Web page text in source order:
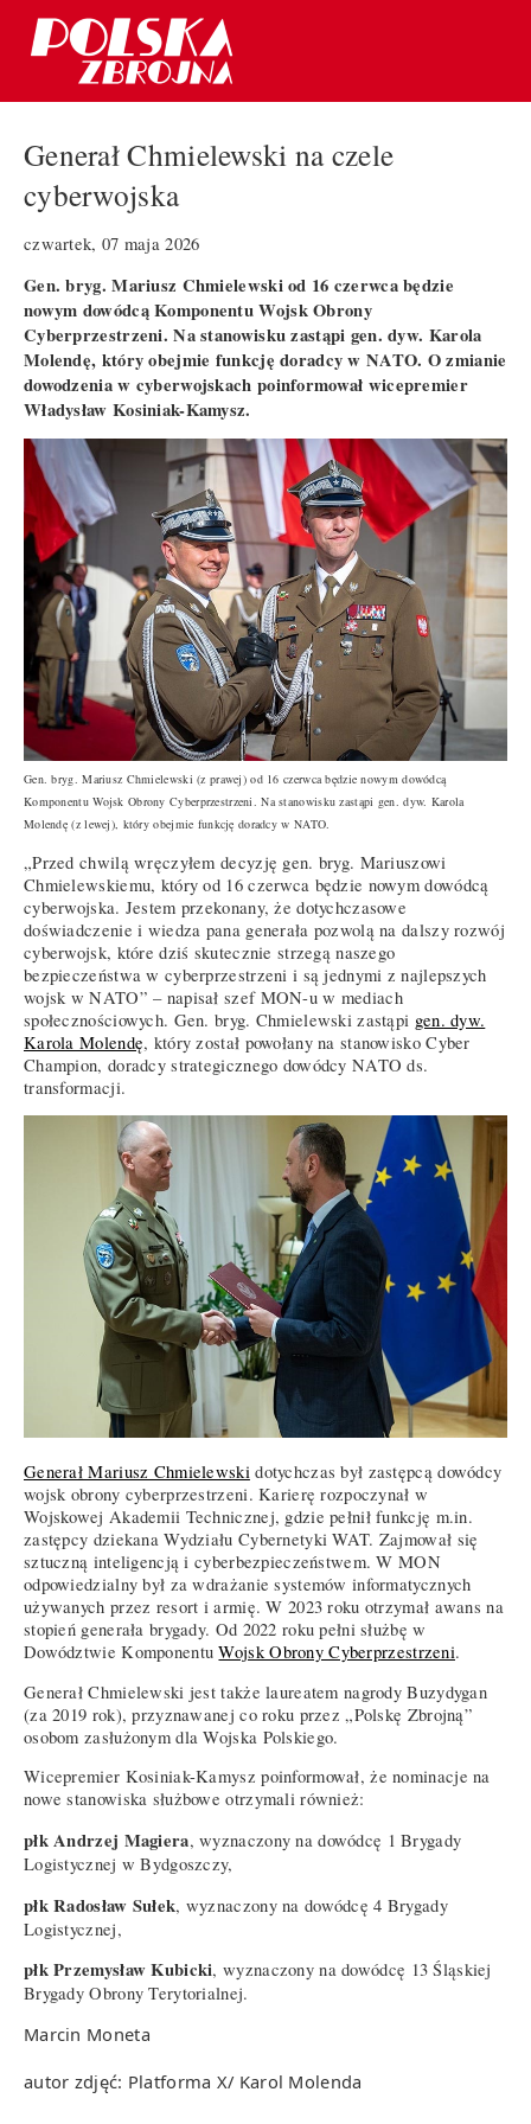
Generał Chmielewski na czele
cyberwojska
czwartek, 07 maja 2026
Gen. bryg. Mariusz Chmielewski od 16 czerwca będzie
nowym dowódcą Komponentu Wojsk Obrony
Cyberprzestrzeni. Na stanowisku zastąpi gen. dyw. Karola
Molendę, który obejmie funkcję doradcy w NATO. O zmianie
dowodzenia w cyberwojskach poinformował wicepremier
Władysław Kosiniak-Kamysz.
Gen. bryg. Mariusz Chmielewski (z prawej) od 16 czerwca będzie nowym dowódcą
Komponentu Wojsk Obrony Cyberprzestrzeni. Na stanowisku zastąpi gen. dyw. Karola
Molendę (z lewej), który obejmie funkcję doradcy w NATO.
„Przed chwilą wręczyłem decyzję gen. bryg. Mariuszowi
Chmielewskiemu, który od 16 czerwca będzie nowym dowódcą
cyberwojska. Jestem przekonany, że dotychczasowe
doświadczenie i wiedza pana generała pozwolą na dalszy rozwój
cyberwojsk, które dziś skutecznie strzegą naszego
bezpieczeństwa w cyberprzestrzeni i są jednymi z najlepszych
wojsk w NATO” – napisał szef MON-u w mediach
społecznościowych. Gen. bryg. Chmielewski zastąpi gen. dyw.
Karola Molendę, który został powołany na stanowisko Cyber
Champion, doradcy strategicznego dowódcy NATO ds.
transformacji.
Generał Mariusz Chmielewskidotychczas był zastępcą dowódcy
wojsk obrony cyberprzestrzeni. Karierę rozpoczynał w
Wojskowej Akademii Technicznej, gdzie pełnił funkcję m.in.
zastępcy dziekana Wydziału Cybernetyki WAT. Zajmował się
sztuczną inteligencją i cyberbezpieczeństwem. W MON
odpowiedzialny był za wdrażanie systemów informatycznych
używanych przez resort i armię. W 2023 roku otrzymał awans na
stopień generała brygady. Od 2022 roku pełni służbę w
Dowództwie KomponentuWojsk Obrony Cyberprzestrzeni.
Generał Chmielewski jest także laureatem nagrody Buzydygan
(za 2019 rok), przyznawanej co roku przez „Polskę Zbrojną”
osobom zasłużonym dla Wojska Polskiego.
Wicepremier Kosiniak-Kamysz poinformował, że nominacje na
nowe stanowiska służbowe otrzymali również:
płk Andrzej Magiera, wyznaczony na dowódcę 1 Brygady
Logistycznej w Bydgoszczy,
płk Radosław Sułek, wyznaczony na dowódcę 4 Brygady
Logistycznej,
płk Przemysław Kubicki, wyznaczony na dowódcę 13 Śląskiej
Brygady Obrony Terytorialnej.
Marcin Moneta
autor zdjęć: Platforma X/ Karol Molenda